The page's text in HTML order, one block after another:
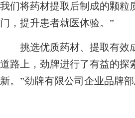
我们将药材提取后制成的颗粒
门，提升患者就医体验。”
挑选优质药材、提取有效
道路上，劲牌进行了有益的探
新。”劲牌有限公司企业品牌